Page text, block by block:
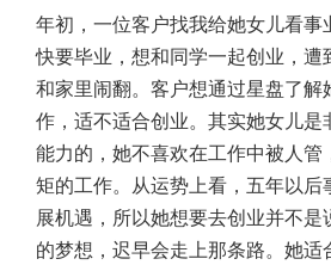
年初，一位客户找我给她女儿看事
快要毕业，想和同学一起创业，遭
和家里闹翻。客户想通过星盘了解
作，适不适合创业。其实她女儿是
能力的，她不喜欢在工作中被人管
矩的工作。从运势上看，五年以后
展机遇，所以她想要去创业并不是
的梦想，迟早会走上那条路。她